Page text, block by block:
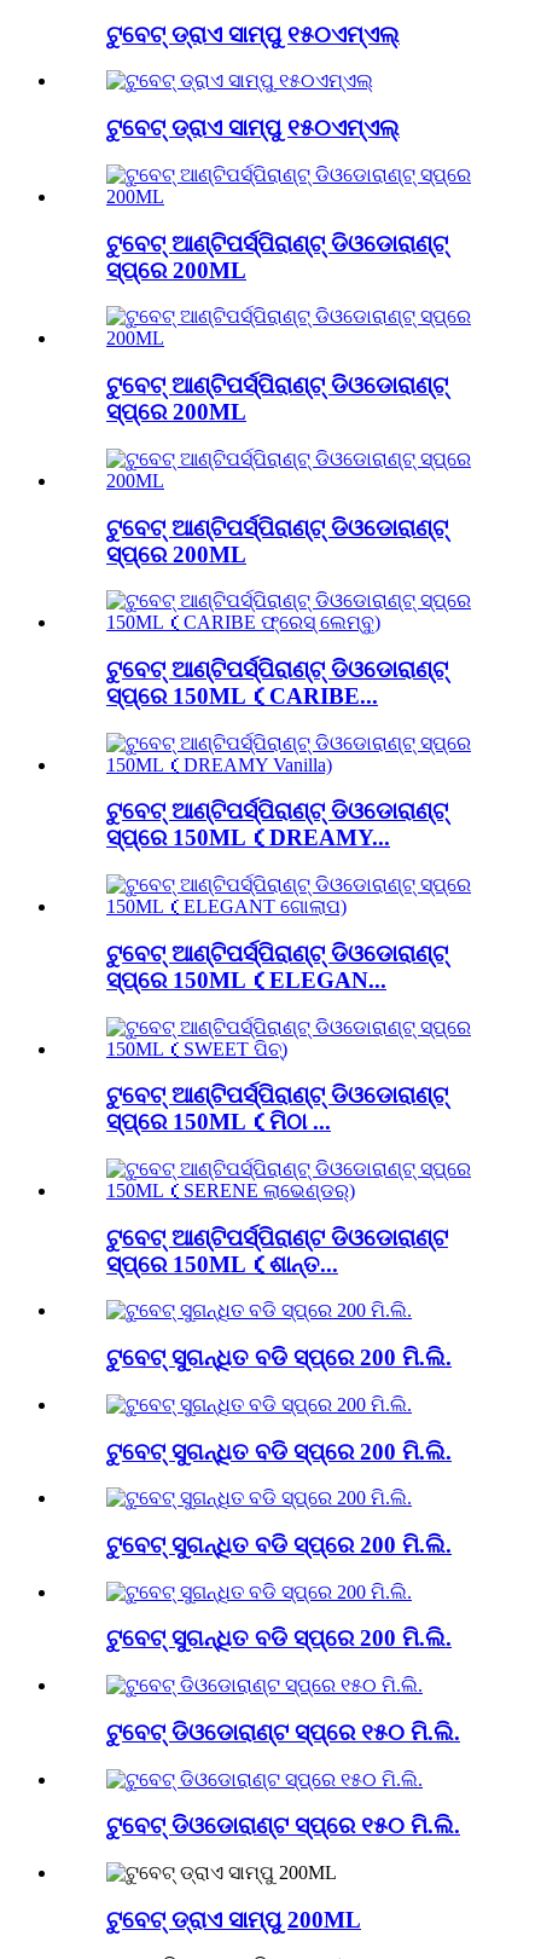
ଟୁବେଟ୍ ଡ୍ରାଏ ସାମ୍ପୁ ୧୫୦ଏମ୍ଏଲ୍
ଟୁବେଟ୍ ଡ୍ରାଏ ସାମ୍ପୁ ୧୫୦ଏମ୍ଏଲ୍
ଟୁବେଟ୍ ଆଣ୍ଟିପର୍ସ୍ପିରାଣ୍ଟ୍ ଡିଓଡୋରାଣ୍ଟ୍
ସ୍ପ୍ରେ 200ML
ଟୁବେଟ୍ ଆଣ୍ଟିପର୍ସ୍ପିରାଣ୍ଟ୍ ଡିଓଡୋରାଣ୍ଟ୍
ସ୍ପ୍ରେ 200ML
ଟୁବେଟ୍ ଆଣ୍ଟିପର୍ସ୍ପିରାଣ୍ଟ୍ ଡିଓଡୋରାଣ୍ଟ୍
ସ୍ପ୍ରେ 200ML
ଟୁବେଟ୍ ଆଣ୍ଟିପର୍ସ୍ପିରାଣ୍ଟ୍ ଡିଓଡୋରାଣ୍ଟ୍
ସ୍ପ୍ରେ 150ML（CARIBE...
ଟୁବେଟ୍ ଆଣ୍ଟିପର୍ସ୍ପିରାଣ୍ଟ୍ ଡିଓଡୋରାଣ୍ଟ୍
ସ୍ପ୍ରେ 150ML（DREAMY...
ଟୁବେଟ୍ ଆଣ୍ଟିପର୍ସ୍ପିରାଣ୍ଟ୍ ଡିଓଡୋରାଣ୍ଟ୍
ସ୍ପ୍ରେ 150ML（ELEGAN...
ଟୁବେଟ୍ ଆଣ୍ଟିପର୍ସ୍ପିରାଣ୍ଟ୍ ଡିଓଡୋରାଣ୍ଟ୍
ସ୍ପ୍ରେ 150ML（ମିଠା ...
ଟୁବେଟ୍ ଆଣ୍ଟିପର୍ସ୍ପିରାଣ୍ଟ ଡିଓଡୋରାଣ୍ଟ
ସ୍ପ୍ରେ 150ML（ଶାନ୍ତ...
ଟୁବେଟ୍ ସୁଗନ୍ଧିତ ବଡି ସ୍ପ୍ରେ 200 ମି.ଲି.
ଟୁବେଟ୍ ସୁଗନ୍ଧିତ ବଡି ସ୍ପ୍ରେ 200 ମି.ଲି.
ଟୁବେଟ୍ ସୁଗନ୍ଧିତ ବଡି ସ୍ପ୍ରେ 200 ମି.ଲି.
ଟୁବେଟ୍ ସୁଗନ୍ଧିତ ବଡି ସ୍ପ୍ରେ 200 ମି.ଲି.
ଟୁବେଟ୍ ଡିଓଡୋରାଣ୍ଟ ସ୍ପ୍ରେ ୧୫୦ ମି.ଲି.
ଟୁବେଟ୍ ଡିଓଡୋରାଣ୍ଟ ସ୍ପ୍ରେ ୧୫୦ ମି.ଲି.
ଟୁବେଟ୍ ଡ୍ରାଏ ସାମ୍ପୁ 200ML